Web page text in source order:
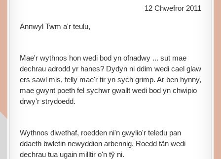
12 Chwefror 2011
Annwyl Twm a'r teulu,
Mae'r wythnos hon wedi bod yn ofnadwy ... sut mae
dechrau adrodd yr hanes? Dydyn ni ddim wedi cael glaw
ers sawl mis, felly mae'r tir yn sych grimp. Ar ben hynny,
mae gwynt poeth fel sychwr gwallt wedi bod yn chwipio
drwy'r strydoedd.
Wythnos diwethaf, roedden ni'n gwylio'r teledu pan
ddaeth bwletin newyddion arbennig. Roedd tân wedi
dechrau tua ugain milltir o'n tŷ ni.